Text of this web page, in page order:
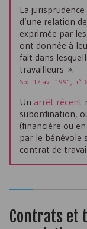
La
d’une relation
exprimée par
ont donnée à
fait dans
travailleurs ».
Soc. 17 avr. 1991,
Un arrêt récent
subordination,
(financière ou
par le bénévole
contrat de
Contrats et